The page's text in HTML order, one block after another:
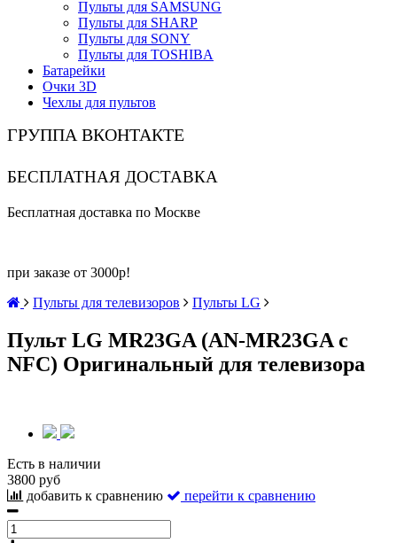
Пульты для SAMSUNG
Пульты для SHARP
Пульты для SONY
Пульты для TOSHIBA
Батарейки
Очки 3D
Чехлы для пультов
ГРУППА ВКОНТАКТЕ
БЕСПЛАТНАЯ ДОСТАВКА
Бесплатная доставка по Москве
при заказе от 3000р!
Пульты для телевизоров
Пульты LG
Пульт LG MR23GA (AN-MR23GA с
NFC) Оригинальный для телевизора
Есть в наличии
3800 руб
добавить к сравнению
перейти к сравнению